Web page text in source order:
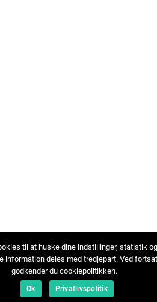
til at huske dine indstillinger, statistik
information deles med tredjepart. Ved
godkender du cookiepolitikken.
Ok Privatlivspolitik